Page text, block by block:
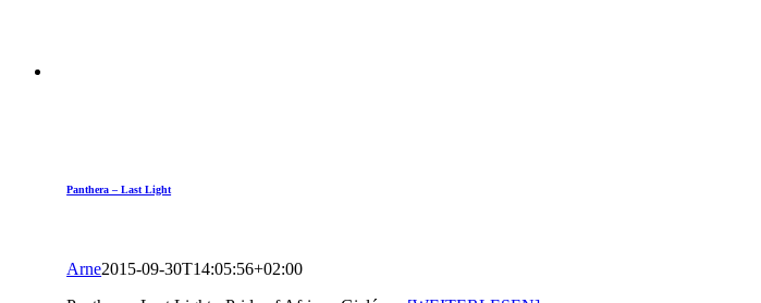
Panthera – Last Light
Arne2015-09-30T14:05:56+02:00